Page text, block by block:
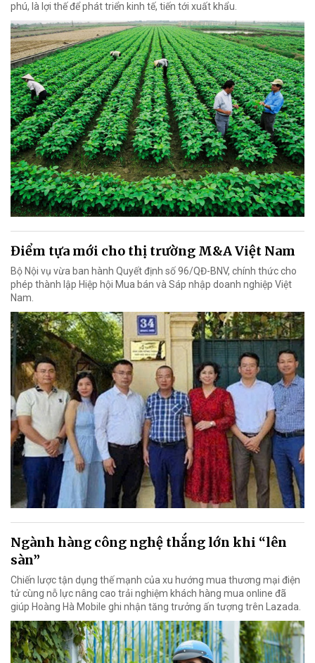
phú, là lợi thế để phát triển kinh tế, tiến tới xuất khẩu.
Điểm tựa mới cho thị trường M&A Việt Nam
Bộ Nội vụ vừa ban hành Quyết định số 96/QĐ-BNV, chính thức cho
phép thành lập Hiệp hội Mua bán và Sáp nhập doanh nghiệp Việt
Nam.
Ngành hàng công nghệ thắng lớn khi “lên
sàn”
Chiến lược tận dụng thế mạnh của xu hướng mua thương mại điện
tử cùng nỗ lực nâng cao trải nghiệm khách hàng mua online đã
giúp Hoàng Hà Mobile ghi nhận tăng trưởng ấn tượng trên Lazada.